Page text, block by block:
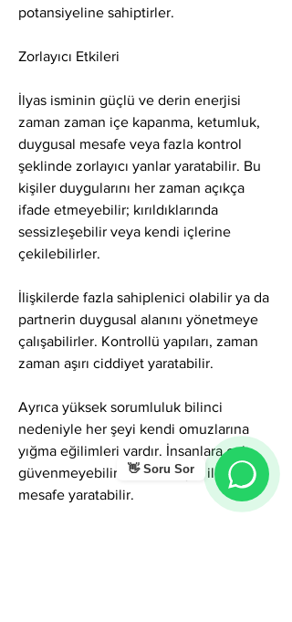
👋 Soru Sor
potansiyeline sahiptirler.
Zorlayıcı Etkileri
İlyas isminin güçlü ve derin enerjisi
zaman zaman içe kapanma, ketumluk,
duygusal mesafe veya fazla kontrol
şeklinde zorlayıcı yanlar yaratabilir. Bu
kişiler duygularını her zaman açıkça
ifade etmeyebilir; kırıldıklarında
sessizleşebilir veya kendi içlerine
çekilebilirler.
İlişkilerde fazla sahiplenici olabilir ya da
partnerin duygusal alanını yönetmeye
çalışabilirler. Kontrollü yapıları, zaman
zaman aşırı ciddiyet yaratabilir.
Ayrıca yüksek sorumluluk bilinci
nedeniyle her şeyi kendi omuzlarına
yığma eğilimleri vardır. İnsanlara çok
güvenmeyebilir; bu da sosyal ilişkilerde
mesafe yaratabilir.